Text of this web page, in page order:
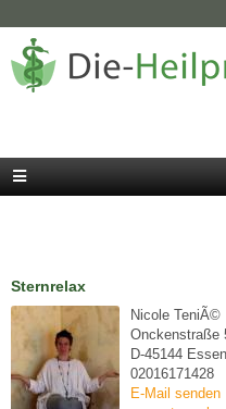
Sternrelax
Nicole TeniÃ©
Onckenstraße
D-45144 Essen
02016171428
E-Mail senden